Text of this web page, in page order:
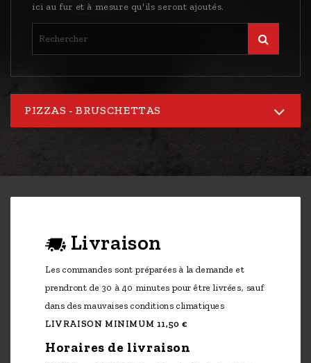
ici au fur et à mesure qu'ils seront ajoutés.
PIZZAS - BRUSCHETTAS
Livraison
Les commandes sont préparées à la demande et
prendront de 30 à 40 minutes pour être livrées, sauf
dans des mauvaises conditions climatiques
LIVRAISON MINIMUM 11,50 €
Horaires de livraison